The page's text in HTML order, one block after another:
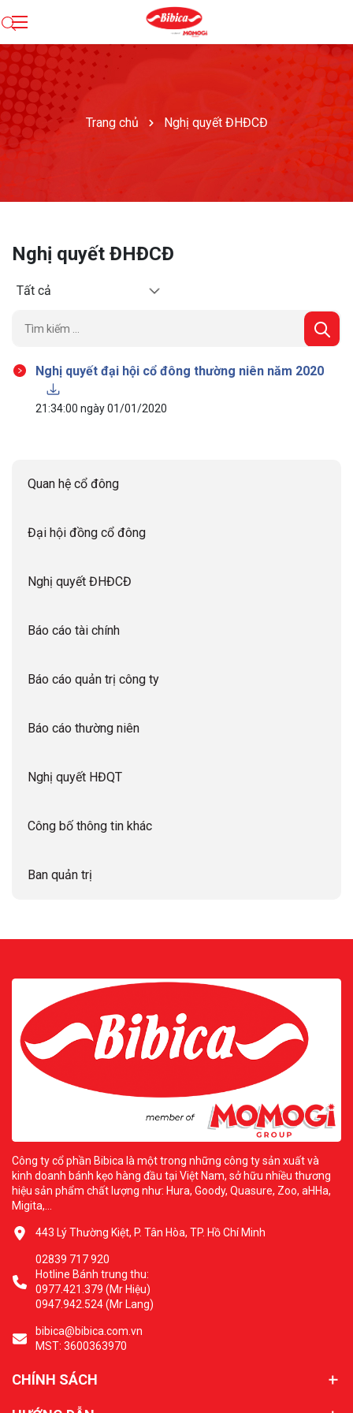
Trang chủ Nghị quyết ĐHĐCĐ
Quan hệ cổ đông
Đại hội đồng cổ đông
Nghị quyết ĐHĐCĐ
Báo cáo tài chính
Báo cáo quản trị công ty
Báo cáo thường niên
Nghị quyết HĐQT
Công bố thông tin khác
Ban quản trị
Nghị quyết ĐHĐCĐ
Tất cả
Nghị quyết đại hội cổ đông thường niên năm 2020
21:34:00 ngày 01/01/2020
Công ty cổ phần Bibica là một trong những công ty sản xuất và
kinh doanh bánh kẹo hàng đầu tại Việt Nam, sở hữu nhiều thương
hiệu sản phẩm chất lượng như: Hura, Goody, Quasure, Zoo, aHHa,
Migita,...
443 Lý Thường Kiệt, P. Tân Hòa, TP. Hồ Chí Minh
02839 717 920
Hotline Bánh trung thu:
0977.421.379 (Mr Hiệu)
0947.942.524 (Mr Lang)
bibica@bibica.com.vn
MST: 3600363970
CHÍNH SÁCH